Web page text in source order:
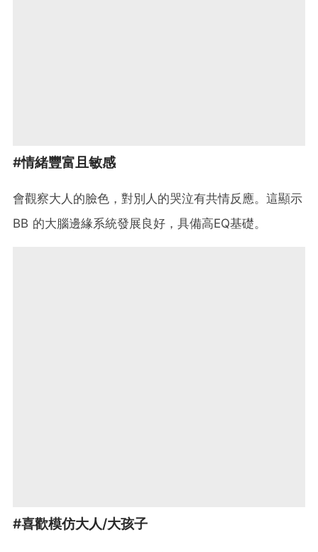
#情緒豐富且敏感
會觀察大人的臉色，對別人的哭泣有共情反應。這顯示
BB 的大腦邊緣系統發展良好，具備高EQ基礎。
#喜歡模仿大人/大孩子